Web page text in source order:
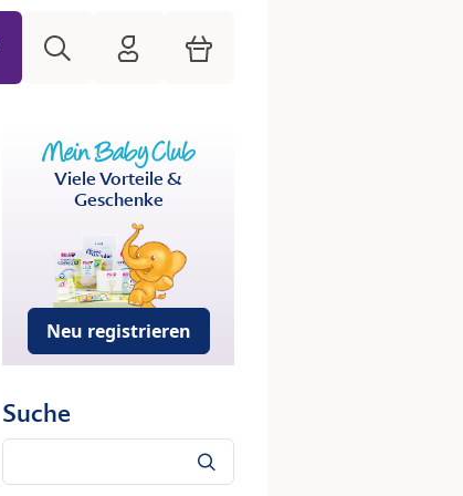
HiPP Mein Babyclub
Warenkorb
Viele Vorteile &
Geschenke
Neu registrieren
Suche